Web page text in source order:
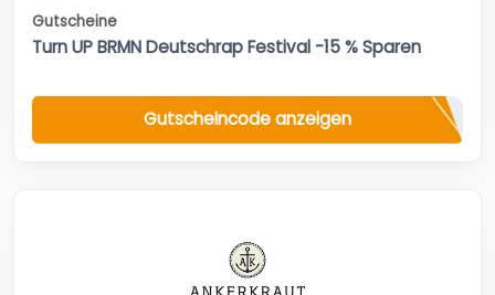
Gutscheine
Turn UP BRMN Deutschrap Festival -15 % Sparen
Gutscheincode anzeigen